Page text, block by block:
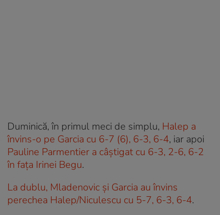
Duminică, în primul meci de simplu, Halep a
învins-o pe Garcia cu 6-7 (6), 6-3, 6-4, iar apoi
Pauline Parmentier a câştigat cu 6-3, 2-6, 6-2
în faţa Irinei Begu.
La dublu, Mladenovic şi Garcia au învins
perechea Halep/Niculescu cu 5-7, 6-3, 6-4.